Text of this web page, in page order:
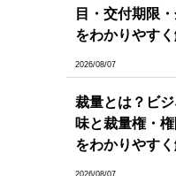
目・交付期限
をわかりやす
2026/08/07
裁量とは？ビ
味と裁量権・
をわかりやす
2026/08/07